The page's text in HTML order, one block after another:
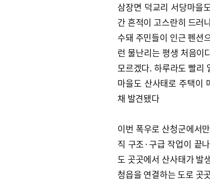
삼장면 덕교리 서당마을
간 흔적이 고스란히 드러
수돼 주민들이 인근 펜션
런 물난리는 평생 처음이
모르겠다. 하루라도 빨리
마을도 산사태로 주택이
채 발견됐다
이번 폭우로 산청군에서
직 구조·구급 작업이 끝
도 곳곳에서 산사태가 발
청읍을 연결하는 도로 곳